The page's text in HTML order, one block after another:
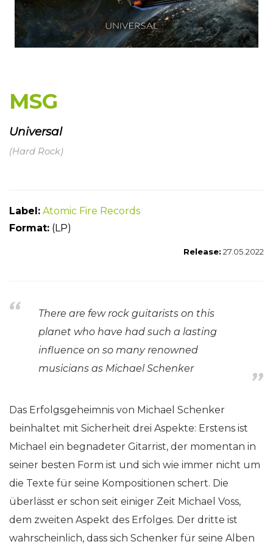
MSG
Universal
(Hard Rock)
Label: Atomic Fire Records
Format: (LP)
Release: 27.05.2022
There are few rock guitarists on this
planet who have had such a lasting
influence on so many renowned
musicians as Michael Schenker
Das Erfolgsgeheimnis von Michael Schenker
beinhaltet mit Sicherheit drei Aspekte: Erstens ist
Michael ein begnadeter Gitarrist, der momentan in
seiner besten Form ist und sich wie immer nicht um
die Texte für seine Kompositionen schert. Die
überlässt er schon seit einiger Zeit Michael Voss,
dem zweiten Aspekt des Erfolges. Der dritte ist
wahrscheinlich, dass sich Schenker für seine Alben